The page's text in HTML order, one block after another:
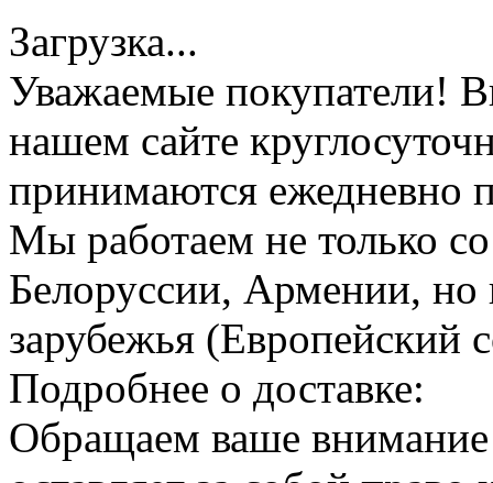
Загрузка...
Уважаемые покупатели!
нашем сайте
принимаются ежедневно
Мы работаем не только
Белоруссии, Армении, но
зарубежья
Подробнее о доставке:
Обращаем ваше внимание